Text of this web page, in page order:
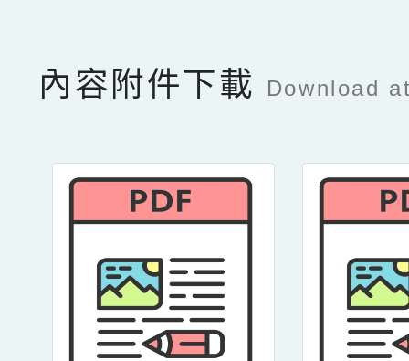
內容附件下載 Download